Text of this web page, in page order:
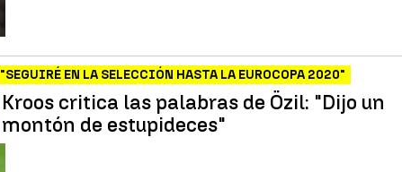
"SEGUIRÉ EN LA SELECCIÓN HASTA LA EUROCOPA 2020"
Kroos critica las palabras de Özil: "Dijo un
montón de estupideces"